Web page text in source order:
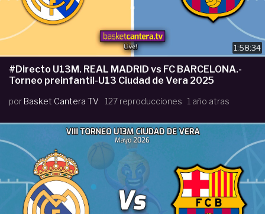
1:58:34
#Directo U13M. REAL MADRID vs FC BARCELONA.-
Torneo preinfantil-U13 Ciudad de Vera 2025
por Basket Cantera TV 127 reproducciones 1 año atras